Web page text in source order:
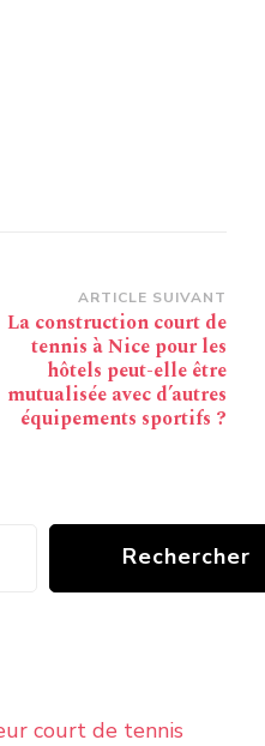
ARTICLE SUIVANT
La construction court de
tennis à Nice pour les
hôtels peut-elle être
mutualisée avec d’autres
équipements sportifs ?
Rechercher
court de tennis